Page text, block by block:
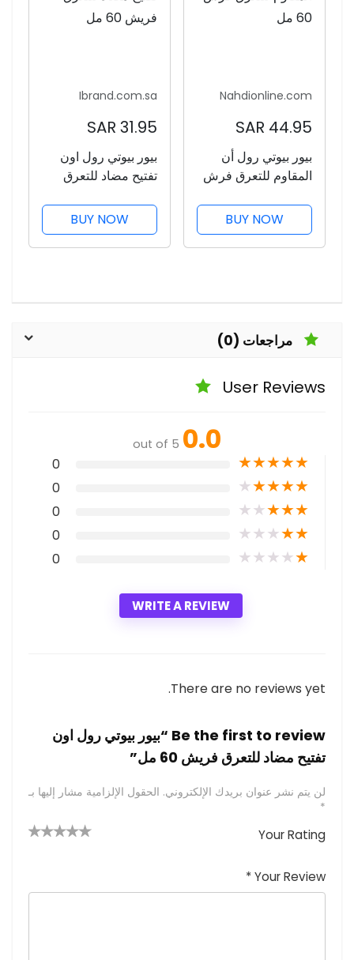
Nahdionline.com
44.95 SAR
بيور بيوتي رول أن
المقاوم للتعرق فرش
BUY NOW
Ibrand.com.sa
31.95 SAR
بيور بيوتي رول اون
تفتيح مضاد للتعرق
BUY NOW
مراجعات (0)
User Reviews
0.0
out of 5
★
★
★
★
★
0
★
★
★
★
★
0
★
★
★
★
★
0
★
★
★
★
★
0
★
★
★
★
★
0
WRITE A REVIEW
There are no reviews yet.
Be the first to review “بيور بيوتي رول اون
تفتيح مضاد للتعرق فريش 60 مل”
لن يتم نشر عنوان بريدك الإلكتروني. الحقول الإلزامية مشار إليها بـ
*
Your Rating
ن
أصلنجومنجوم
Your Review
*